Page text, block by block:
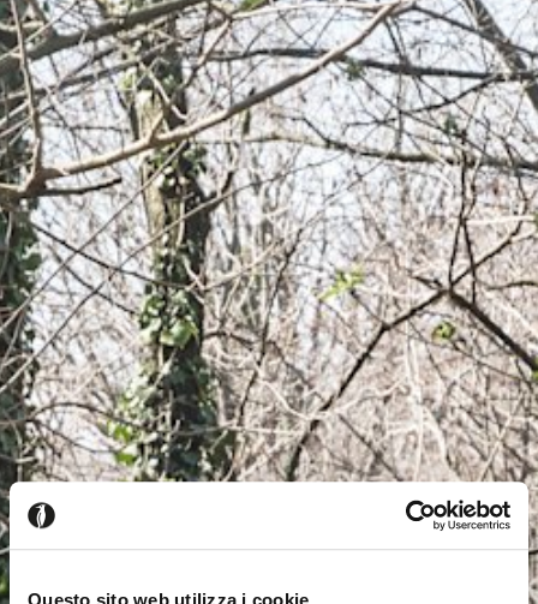
Questo sito web utilizza i cookie